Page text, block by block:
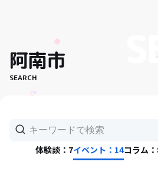
阿南市
SEARCH
体験談：7イベント：14コラム